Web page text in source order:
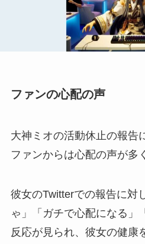
ファンの心配の声
大神ミオの活動休止の報告
ファンからは心配の声が多
彼女のTwitterでの報告に対
ゃ」「ガチで心配になる」
反応が見られ、彼女の健康